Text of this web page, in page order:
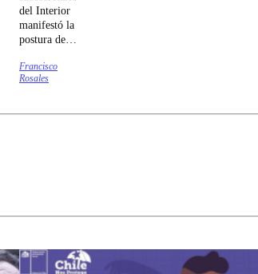
del Interior
manifestó la
postura del
sobre la idea
de declarar
jueves 17 de
Francisco
Rosales